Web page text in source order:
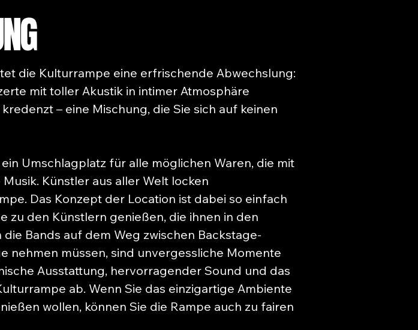
die Kulturrampe eine erfrischende Abwechslung:
mit toller Akustik in intimer Atmosphäre
– eine Mischung, die Sie sich auf keinen
Umschlagplatz für alle möglichen Waren, die mit
Künstler aus aller Welt locken
Das Konzept der Location ist dabei so einfach
zu den Künstlern genießen, die ihnen in den
Bands auf dem Weg zwischen Backstage-
nehmen müssen, sind unvergessliche Momente
Ausstattung, hervorragender Sound und das
ab. Wenn Sie das einzigartige Ambiente
wollen, können Sie die Rampe auch zu fairen